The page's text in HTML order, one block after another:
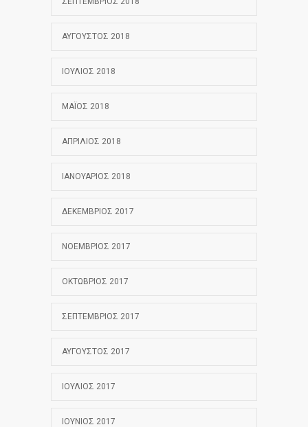
ΑΎΓΟΥΣΤΟΣ 2018
ΙΟΎΛΙΟΣ 2018
ΜΆΙΟΣ 2018
ΑΠΡΊΛΙΟΣ 2018
ΙΑΝΟΥΆΡΙΟΣ 2018
ΔΕΚΈΜΒΡΙΟΣ 2017
ΝΟΈΜΒΡΙΟΣ 2017
ΟΚΤΏΒΡΙΟΣ 2017
ΣΕΠΤΈΜΒΡΙΟΣ 2017
ΑΎΓΟΥΣΤΟΣ 2017
ΙΟΎΛΙΟΣ 2017
ΙΟΎΝΙΟΣ 2017